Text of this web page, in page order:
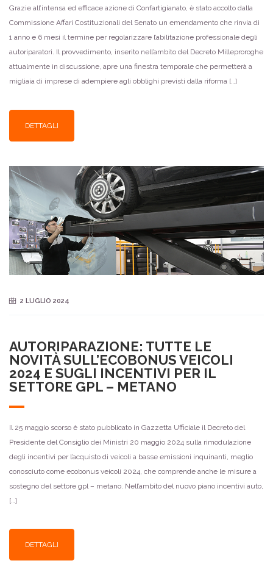
Grazie all’intensa ed efficace azione di Confartigianato, è stato accolto dalla
Commissione Affari Costituzionali del Senato un emendamento che rinvia di
1 anno e 6 mesi il termine per regolarizzare l’abilitazione professionale degli
autoriparatori. Il provvedimento, inserito nell’ambito del Decreto Milleproroghe
attualmente in discussione, apre una finestra temporale che permetterà a
migliaia di imprese di adempiere agli obblighi previsti dalla riforma […]
DETTAGLI
2 LUGLIO 2024
AUTORIPARAZIONE: TUTTE LE
NOVITÀ SULL’ECOBONUS VEICOLI
2024 E SUGLI INCENTIVI PER IL
SETTORE GPL – METANO
Il 25 maggio scorso è stato pubblicato in Gazzetta Ufficiale il Decreto del
Presidente del Consiglio dei Ministri 20 maggio 2024 sulla rimodulazione
degli incentivi per l’acquisto di veicoli a basse emissioni inquinanti, meglio
conosciuto come ecobonus veicoli 2024, che comprende anche le misure a
sostegno del settore gpl – metano. Nell’ambito del nuovo piano incentivi auto,
[…]
DETTAGLI